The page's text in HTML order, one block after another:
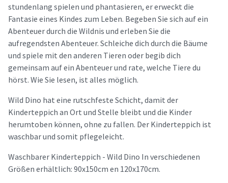
stundenlang spielen und phantasieren, er erweckt die
Fantasie eines Kindes zum Leben. Begeben Sie sich auf ein
Abenteuer durch die Wildnis und erleben Sie die
aufregendsten Abenteuer. Schleiche dich durch die Bäume
und spiele mit den anderen Tieren oder begib dich
gemeinsam auf ein Abenteuer und rate, welche Tiere du
hörst. Wie Sie lesen, ist alles möglich.
Wild Dino hat eine rutschfeste Schicht, damit der
Kinderteppich an Ort und Stelle bleibt und die Kinder
herumtoben können, ohne zu fallen. Der Kinderteppich ist
waschbar und somit pflegeleicht.
Waschbarer Kinderteppich - Wild Dino In verschiedenen
Größen erhältlich: 90x150cm en 120x170cm.